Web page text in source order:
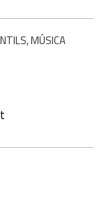
MÚSICA